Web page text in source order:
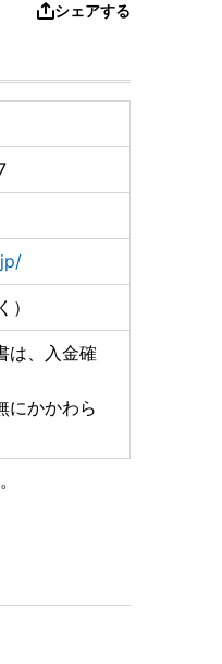
シェアする
は、入金確
にかかわら